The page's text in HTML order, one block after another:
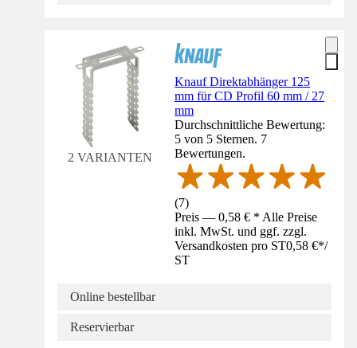
2 VARIANTEN
Knauf Direktabhänger 125
mm für CD Profil 60 mm / 27
mm
Durchschnittliche Bewertung:
5 von 5 Sternen. 7
Bewertungen.
(7)
Preis — 0,58 € * Alle Preise
inkl. MwSt. und ggf. zzgl.
Versandkosten pro ST0,58 €*/
ST
Online bestellbar
Reservierbar